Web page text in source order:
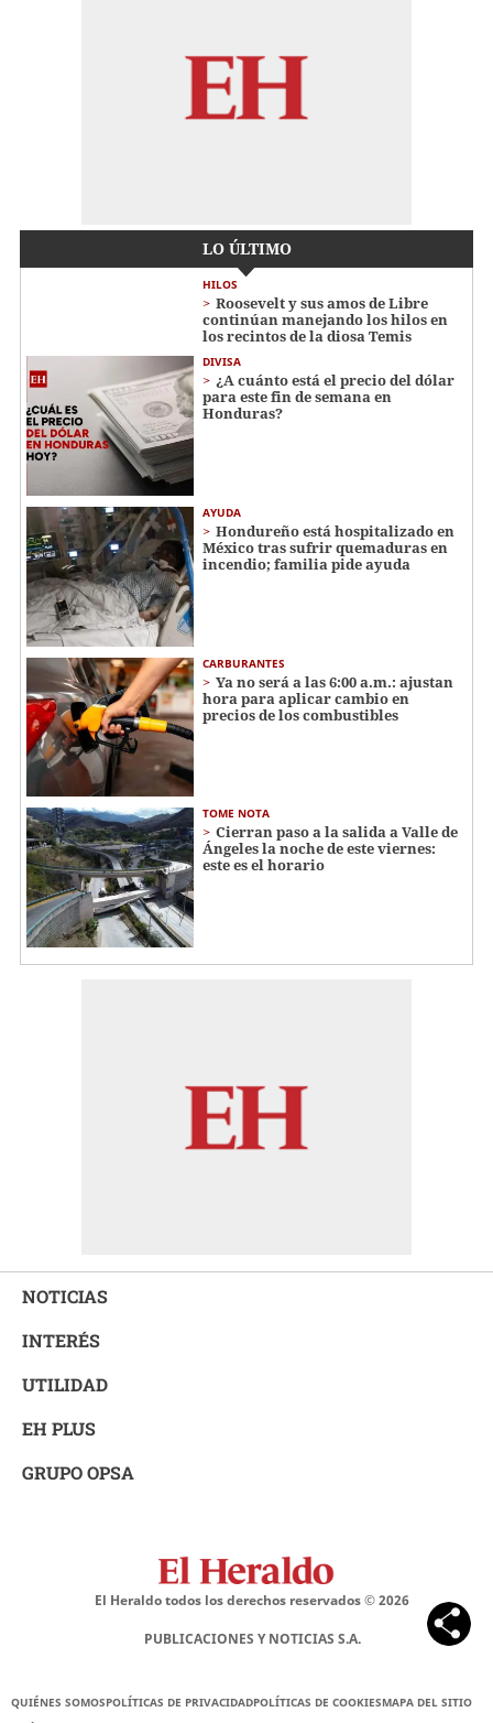
LO ÚLTIMO
HILOS
Roosevelt y sus amos de Libre
continúan manejando los hilos en
los recintos de la diosa Temis
DIVISA
¿A cuánto está el precio del dólar
para este fin de semana en
Honduras?
AYUDA
Hondureño está hospitalizado en
México tras sufrir quemaduras en
incendio; familia pide ayuda
CARBURANTES
Ya no será a las 6:00 a.m.: ajustan
hora para aplicar cambio en
precios de los combustibles
TOME NOTA
Cierran paso a la salida a Valle de
Ángeles la noche de este viernes:
este es el horario
NOTICIAS
INTERÉS
UTILIDAD
EH PLUS
GRUPO OPSA
El Heraldo todos los derechos reservados ©2026
PUBLICACIONES Y NOTICIAS S.A.
QUIÉNES SOMOSPOLÍTICAS DE PRIVACIDADPOLÍTICAS DE COOKIESMAPA DEL SITIO